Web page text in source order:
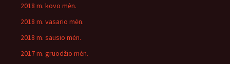
2018 m. kovo mėn.
2018 m. vasario mėn.
2018 m. sausio mėn.
2017 m. gruodžio mėn.